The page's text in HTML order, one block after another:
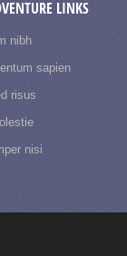
LINKS
nibh
sapien
risus
nisi